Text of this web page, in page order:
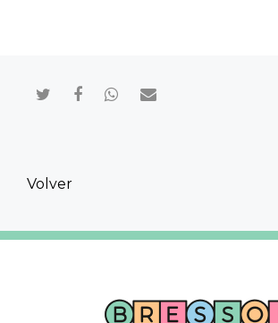
Volver